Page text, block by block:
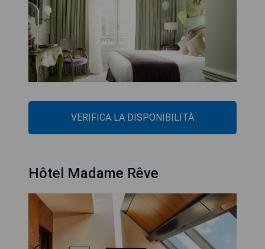
VERIFICA LA DISPONIBILITÀ
Hôtel Madame Rêve